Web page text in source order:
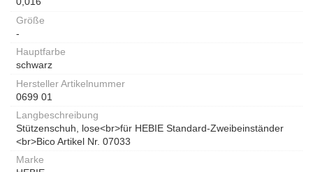
Größe
-
Hauptfarbe
schwarz
Hersteller Artikelnummer
0699 01
Langbeschreibung
Stützenschuh, lose<br>für HEBIE Standard-Zweibeinständer
<br>Bico Artikel Nr. 07033
Marke